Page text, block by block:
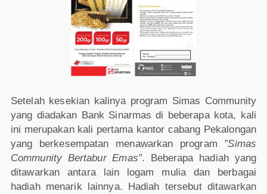
Setelah kesekian kalinya program Simas Community
yang diadakan Bank Sinarmas di beberapa kota, kali
ini merupakan kali pertama kantor cabang Pekalongan
yang berkesempatan menawarkan program ”Simas
Community Bertabur Emas”. Beberapa hadiah yang
ditawarkan antara lain logam mulia dan berbagai
hadiah menarik lainnya. Hadiah tersebut ditawarkan